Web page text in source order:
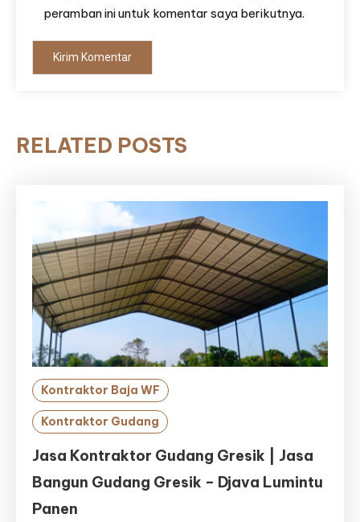
peramban ini untuk komentar saya berikutnya.
RELATED POSTS
Kontraktor Baja WF
Kontraktor Gudang
Jasa Kontraktor Gudang Gresik | Jasa
Bangun Gudang Gresik – Djava Lumintu
Panen